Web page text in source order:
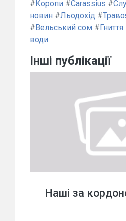
# Коропи #Carassius #
новин #Льодохід #
# Вельський сом # Гниття
води
Інші публікації
Наші за